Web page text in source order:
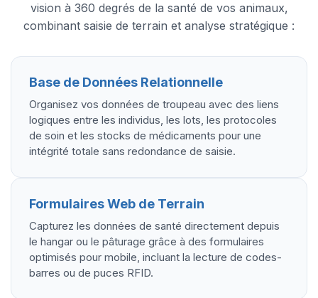
vision à 360 degrés de la santé de vos animaux,
combinant saisie de terrain et analyse stratégique :
Base de Données Relationnelle
Organisez vos données de troupeau avec des liens
logiques entre les individus, les lots, les protocoles
de soin et les stocks de médicaments pour une
intégrité totale sans redondance de saisie.
Formulaires Web de Terrain
Capturez les données de santé directement depuis
le hangar ou le pâturage grâce à des formulaires
optimisés pour mobile, incluant la lecture de codes-
barres ou de puces RFID.